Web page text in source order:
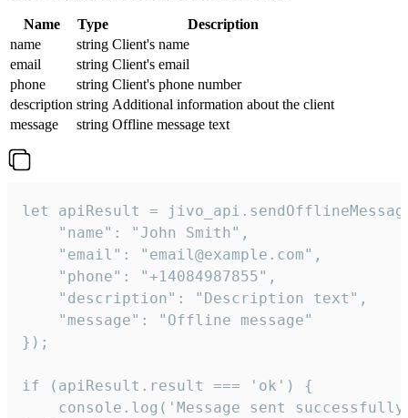
Name Type
Description
name
string Client's name
email
string Client's email
phone
string Client's phone number
description string Additional information about the client
message
string Offline message text
let apiResult =
    "name": "John Smith",
    "email": "email@example.com",
    "phone": "+14084987855",
    "description": "Description text",
    "message": "Offline message"
});
if (apiResult.result === 'ok') {
console.log('Message sent